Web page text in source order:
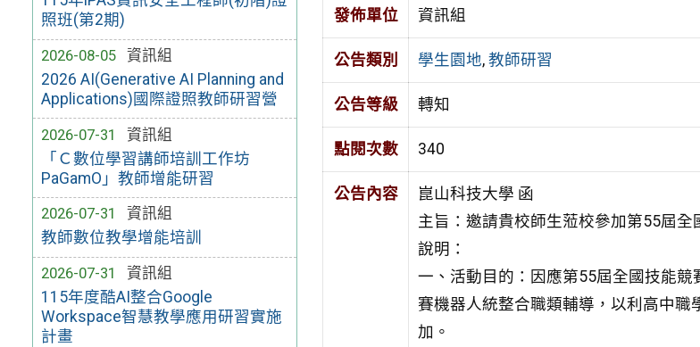
照班(第2期)
2026-08-05
資訊組
2026 AI(Generative AI Planning and
Applications)國際證照教師研習營
2026-07-31
資訊組
「Ｃ數位學習講師培訓工作坊
PaGamO」教師增能研習
2026-07-31
資訊組
教師數位教學增能培訓
2026-07-31
資訊組
115年度酷AI整合Google
Workspace智慧教學應用研習實施
計畫
發佈單位 資訊組
公告類別 學生園地, 教師研習
公告等級 轉知
點閱次數 340
公告內容
崑山科技大學 函
主旨：邀請貴校師生蒞校參加第55屆
說明：
一、活動目的：因應第55屆全國技能
賽機器人統整合職類輔導，以利高中
加。